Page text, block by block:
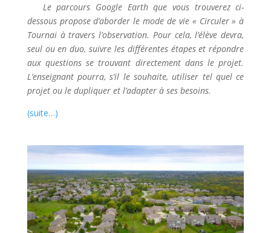
Le parcours Google Earth que vous trouverez ci-
dessous propose d’aborder le mode de vie « Circuler » à
Tournai à travers l’observation. Pour cela, l’élève devra,
seul ou en duo, suivre les différentes étapes et répondre
aux questions se trouvant directement dans le projet.
L’enseignant pourra, s’il le souhaite, utiliser tel quel ce
projet ou le dupliquer et l’adapter à ses besoins.
(suite…)